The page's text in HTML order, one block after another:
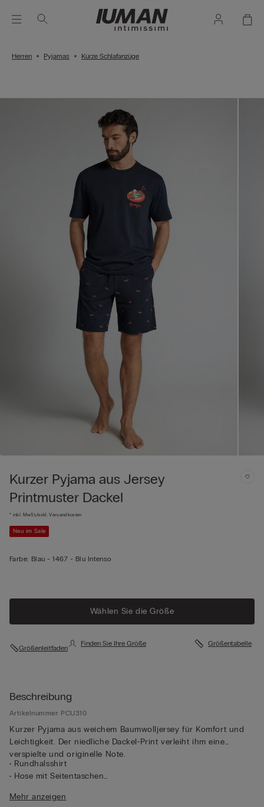
Herren Pyjamas Kurze Schlafanzüge
Kurzer Pyjama aus Jersey
Printmuster Dackel
* inkl. MwSt./exkl. Versandkosten
Neu im Sale
Farbe: Blau -1467 - Blu Intenso
Wählen Sie die Größe
Größenleitfaden
Finden Sie Ihre Größe Größentabelle
Beschreibung
Artikelnummer: PCU310
Kurzer Pyjama aus weichem Baumwolljersey für Komfort und
Leichtigkeit. Der niedliche Dackel-Print verleiht ihm eine
verspielte und originelle Note.
• Rundhalsshirt
• Hose mit Seitentaschen
• Das Model ist 185 cm groß und trägt Größe L
Mehr anzeigen